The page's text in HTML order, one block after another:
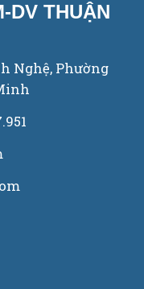
DV THUẬN
Nghệ, Phường